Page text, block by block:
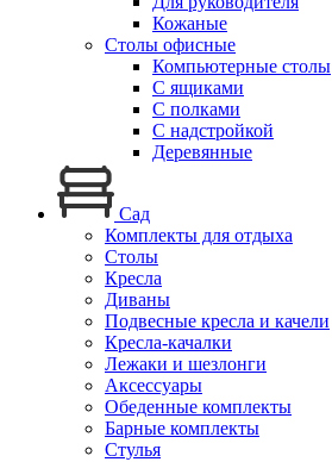
Кожаные
Столы офисные
Компьютерные столы
С ящиками
С полками
С надстройкой
Деревянные
Сад
Комплекты для отдыха
Столы
Кресла
Диваны
Подвесные кресла и качели
Кресла-качалки
Лежаки и шезлонги
Аксессуары
Обеденные комплекты
Барные комплекты
Стулья